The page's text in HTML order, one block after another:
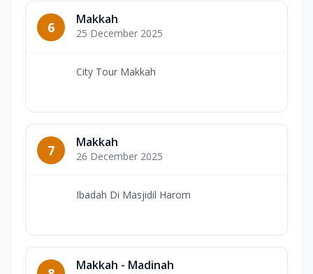
6 Makkah
25 December 2025
City Tour Makkah
7 Makkah
26 December 2025
Ibadah Di Masjidil Harom
Makkah - Madinah